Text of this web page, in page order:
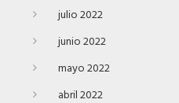
julio 2022
junio 2022
mayo 2022
abril 2022